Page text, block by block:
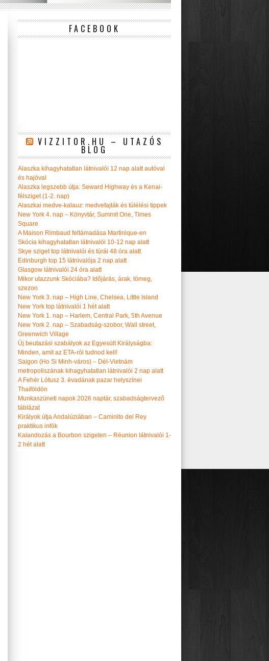
FACEBOOK
VIZZITOR.HU – UTAZÓS
BLOG
Alaszka kihagyhatatlan látnivalói 12 nap alatt autóval
és hajóval
Alaszka legszebb útja: Seward Highway és a Kenai-
félsziget (1-2. nap)
Alaszkai medve-kalauz: medvefajták és túlélési tippek
New York 4. nap – Könyvtár, Summit One, Times
Square
A Maison Rimbaud feltámadása Martinique-en
Skócia kihagyhatatlan látnivalói 10-12 nap alatt
Skye sziget top látnivalói és túrái 48 óra alatt
Edinburgh top 15 látnivalója 2 nap alatt
Glasgow látnivalói 24 óra alatt
Mikor utazzunk Skóciába? Időjárás, árak, tömeg,
szezon
New York 3. nap – High Line, Chelsea, Little Island
New York top látnivalói 1 hét alatt
New York 1. nap – Harlem, Central Park, 5th Avenue
New York 2. nap – Szabadság-szobor, Wall street,
Greenwich Village
Új beutazási szabályok az Egyesült Királyságba:
Minden, amit az ETA-ról tudnod kell!
Saigon (Ho Si Minh-város) – Dél-Vietnám
metropoliszának kihagyhatatlan látnivalói 2 nap alatt
A Fehér Lótusz 3. évadának pazar helyszínei
Thaiföldön
Munkaszüneti napok 2026 naptár, szabadságtervező
táblázat
Királyok útja Andalúziában – Caminito del Rey
praktikus infók
Kalandozás a Bourbon szigeten – Réunion látnivalói 1-
2 hét alatt